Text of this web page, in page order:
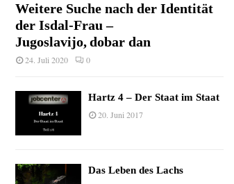
Weitere Suche nach der Identität
der Isdal-Frau –
Jugoslavijo, dobar dan
24. Juli 2020 0
Hartz 4 – Der Staat im Staat
20. Juni 2017
Das Leben des Lachs